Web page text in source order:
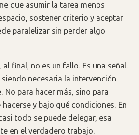
que asumir la tarea menos
sostener criterio y aceptar
paralelizar sin perder algo
final, no es un fallo. Es una señal.
necesaria la intervención
No para hacer más, sino para
y bajo qué condiciones. En
todo se puede delegar, esa
en el verdadero trabajo.